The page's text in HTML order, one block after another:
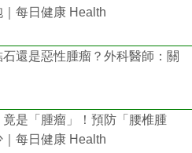
每日健康 Health
還是惡性腫瘤？外科醫師：關
是「腫瘤」！預防「腰椎腫
每日健康 Health